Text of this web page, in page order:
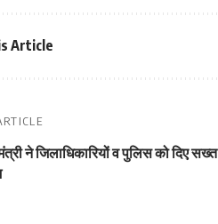
Article
ने जिलाधिकारियों व पुलिस को दिए सख्त